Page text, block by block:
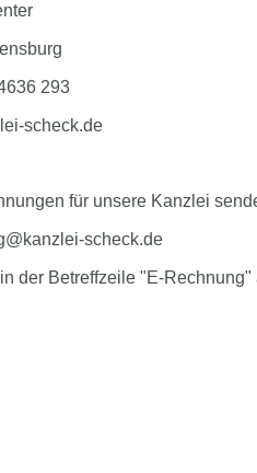
293
scheck.de
für unsere Kanzlei
scheck.de
der Betreffzeile "E-Rechnung"